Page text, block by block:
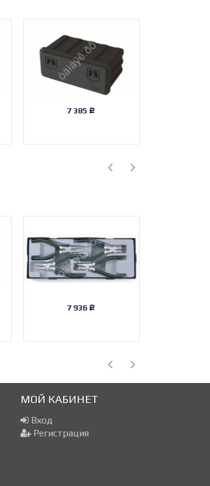
7 385 Р
7 936 Р
МОЙ КАБИНЕТ
Вход
Регистрация